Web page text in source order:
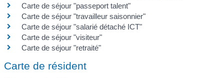
Carte de séjour "passeport talent"
Carte de séjour "travailleur saisonnier"
Carte de séjour "salarié détaché ICT"
Carte de séjour "visiteur"
Carte de séjour "retraité"
Carte de résident